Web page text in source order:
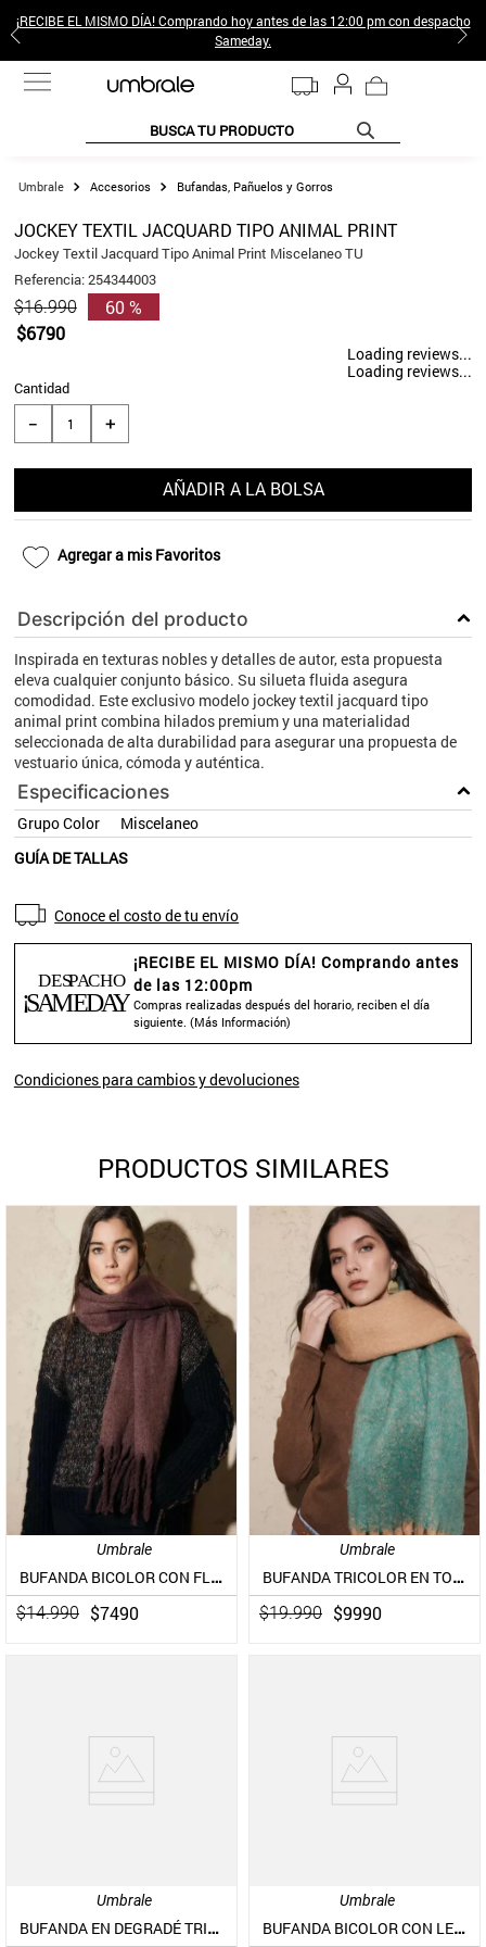
¡RECIBE EL MISMO DÍA! Comprando hoy antes de las 12:00 pm con despacho
Sameday.
BUSCA TU PRODUCTO
Accesorios Bufandas, Pañuelos y Gorros
JOCKEY TEXTIL JACQUARD TIPO ANIMAL PRINT
Jockey Textil Jacquard Tipo Animal Print Miscelaneo TU
Referencia:254344003
$16.990
$6790
60 %
Loading reviews...
Loading reviews...
Cantidad
＋
－
AÑADIR A LA BOLSA
Agregar a mis Favoritos
Descripción del producto
Inspirada en texturas nobles y detalles de autor, esta propuesta
eleva cualquier conjunto básico. Su silueta fluida asegura
comodidad. Este exclusivo modelo jockey textil jacquard tipo
animal print combina hilados premium y una materialidad
seleccionada de alta durabilidad para asegurar una propuesta de
vestuario única, cómoda y auténtica.
Especificaciones
Grupo Color
Miscelaneo
GUÍA DE TALLAS
Conoce el costo de tu envío
¡RECIBE EL MISMO DÍA! Comprando antes
de las 12:00pm
Compras realizadas después del horario, reciben el día
siguiente. (Más Información)
Condiciones para cambios y devoluciones
PRODUCTOS SIMILARES
Umbrale
BUFANDA BICOLOR CON FLECOS
$14.990 $7490
Umbrale
BUFANDA TRICOLOR EN TONOS VARIADOS
$19.990 $9990
Umbrale
BUFANDA EN DEGRADÉ TRICOLOR CON FLECOS
Umbrale
BUFANDA BICOLOR CON LENTEJUELAS
TÉRMINOS MÁS BUSCADOS
2.
sweter
3.
gamulan
4.
poleras mujer
6.
botin
7.
cafe
9.
aros
10. blanco